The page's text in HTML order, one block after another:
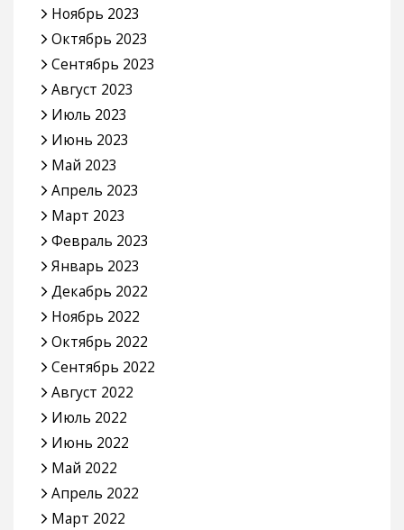
Ноябрь 2023
Октябрь 2023
Сентябрь 2023
Август 2023
Июль 2023
Июнь 2023
Май 2023
Апрель 2023
Март 2023
Февраль 2023
Январь 2023
Декабрь 2022
Ноябрь 2022
Октябрь 2022
Сентябрь 2022
Август 2022
Июль 2022
Июнь 2022
Май 2022
Апрель 2022
Март 2022